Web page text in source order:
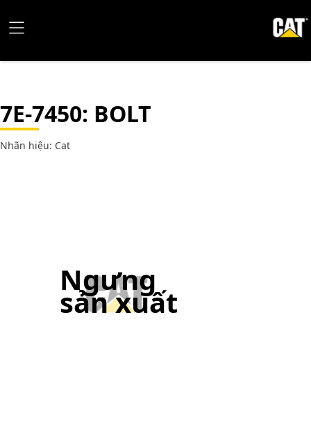
7E-7450: BOLT
Nhãn hiệu: Cat
Ngưng
sản xuất